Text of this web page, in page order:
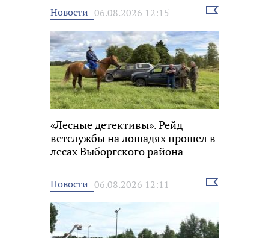
Новости 06.08.2026 12:15
Выбрать
«Лесные детективы». Рейд
ветслужбы на лошадях прошел в
лесах Выборгского района
Новости 06.08.2026 12:11
Выбрать